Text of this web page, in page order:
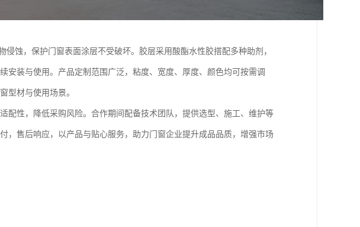
蚀，保护门窗表面涂层不受破坏。胶层采用酸酯水性胶搭配多种助剂，
安装与使用。产品定制范围广泛，粘度、宽度、厚度、颜色均可按需调
型材与使用场景。
配性，降低采购风险。合作期间配备技术团队，提供选型、施工、维护等
，售后响应，以产品与贴心服务，助力门窗企业提升成品品质，增强市场